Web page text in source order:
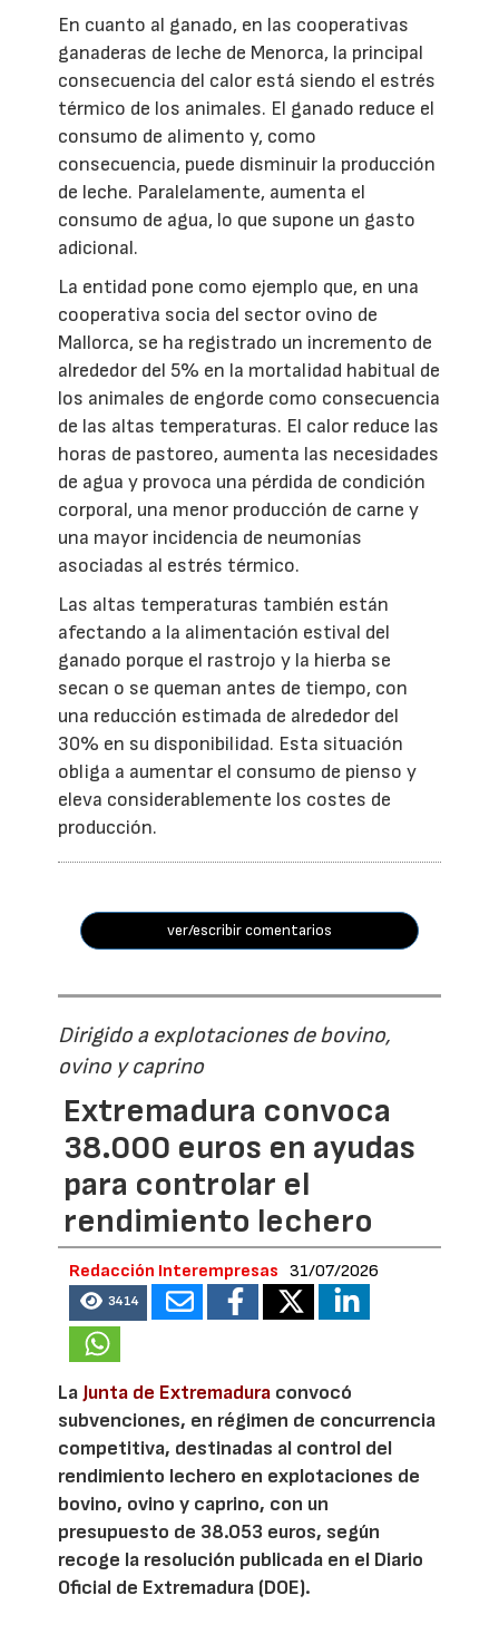
En cuanto al ganado, en las cooperativas
ganaderas de leche de Menorca, la principal
consecuencia del calor está siendo el estrés
térmico de los animales. El ganado reduce el
consumo de alimento y, como
consecuencia, puede disminuir la producción
de leche. Paralelamente, aumenta el
consumo de agua, lo que supone un gasto
adicional.
La entidad pone como ejemplo que, en una
cooperativa socia del sector ovino de
Mallorca, se ha registrado un incremento de
alrededor del 5% en la mortalidad habitual de
los animales de engorde como consecuencia
de las altas temperaturas. El calor reduce las
horas de pastoreo, aumenta las necesidades
de agua y provoca una pérdida de condición
corporal, una menor producción de carne y
una mayor incidencia de neumonías
asociadas al estrés térmico.
Las altas temperaturas también están
afectando a la alimentación estival del
ganado porque el rastrojo y la hierba se
secan o se queman antes de tiempo, con
una reducción estimada de alrededor del
30% en su disponibilidad. Esta situación
obliga a aumentar el consumo de pienso y
eleva considerablemente los costes de
producción.
ver/escribir comentarios
Dirigido a explotaciones de bovino,
ovino y caprino
Extremadura convoca
38.000 euros en ayudas
para controlar el
rendimiento lechero
Redacción Interempresas 31/07/2026
3414
La Junta de Extremadura convocó
subvenciones, en régimen de concurrencia
competitiva, destinadas al control del
rendimiento lechero en explotaciones de
bovino, ovino y caprino, con un
presupuesto de 38.053 euros, según
recoge la resolución publicada en el Diario
Oficial de Extremadura (DOE).